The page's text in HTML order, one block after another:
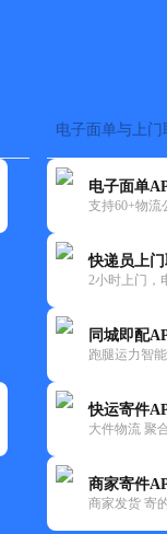
电子面单与上门
电子面单
支持60+物流
快递员上
2小时上门，
同城即配
跑腿运力智
快运寄件
大件物流 聚
商家寄件
商家发货 寄